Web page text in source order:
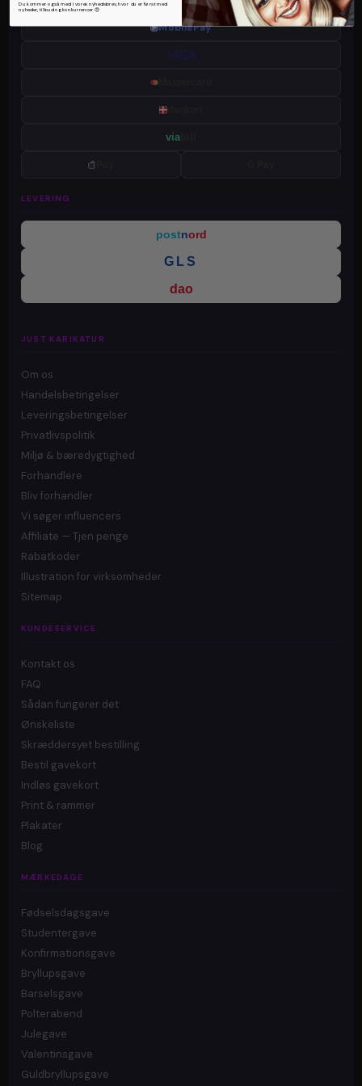
JUST KARIKATUR
Om os
Handelsbetingelser
Leveringsbetingelser
Privatlivspolitik
Miljø & bæredygtighed
Forhandlere
Bliv forhandler
Vi søger influencers
Affiliate — Tjen penge
Rabatkoder
Illustration for virksomheder
Sitemap
KUNDESERVICE
Kontakt os
FAQ
Sådan fungerer det
Ønskeliste
Skræddersyet bestilling
Bestil gavekort
Indløs gavekort
Print & rammer
Plakater
Blog
MÆRKEDAGE
Fødselsdagsgave
Studentergave
Konfirmationsgave
Bryllupsgave
Barselsgave
Polterabend
Julegave
Valentinsgave
Guldbryllupsgave
MobilePay
VISA
via
LEVERING
postnord
GLS
dao
Du kommer også med i vores nyhedsbrev, hvor du er først med
nyheder, tilbud og konkurrencer 😍